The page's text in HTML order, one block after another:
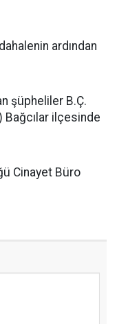
ardından
şüpheliler B.Ç.
Bağcılar ilçesinde
Cinayet Büro